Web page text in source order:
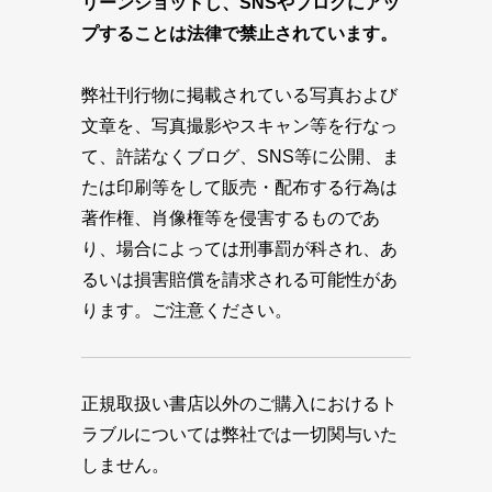
プすることは法律で禁止されています。
弊社刊行物に掲載されている写真および
文章を、写真撮影やスキャン等を行なっ
て、許諾なくブログ、SNS等に公開、ま
たは印刷等をして販売・配布する行為は
著作権、肖像権等を侵害するものであ
り、場合によっては刑事罰が科され、あ
るいは損害賠償を請求される可能性があ
ります。ご注意ください。
正規取扱い書店以外のご購入におけるト
ラブルについては弊社では一切関与いた
しません。